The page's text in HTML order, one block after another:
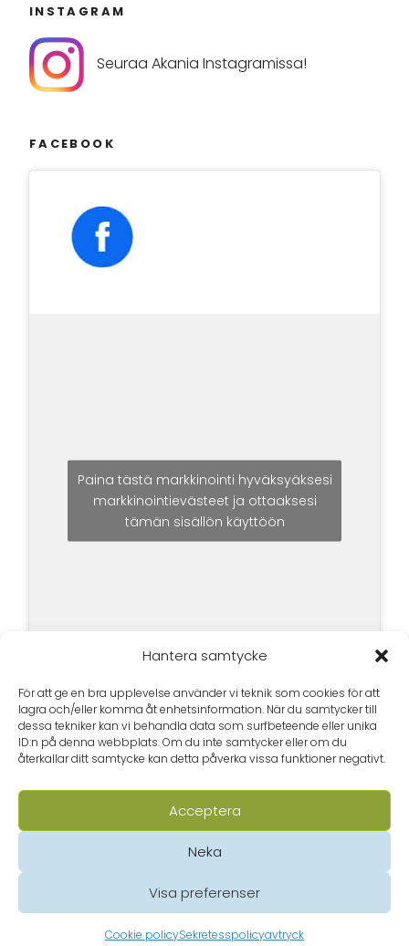
Hantera samtycke
För att ge en bra upplevelse använder vi teknik som cookies för att
lagra och/eller komma åt enhetsinformation. När du samtycker till
dessa tekniker kan vi behandla data som surfbeteende eller unika
ID:n på denna webbplats. Om du inte samtycker eller om du
återkallar ditt samtycke kan detta påverka vissa funktioner negativt.
Acceptera
Neka
Visa preferenser
Cookie policySekretesspolicyavtryck
INSTAGRAM
Seuraa Akania Instagramissa!
FACEBOOK
Paina tästä markkinointi hyväksyäksesi
markkinointievästeet ja ottaaksesi
tämän sisällön käyttöön
Tietosuojalausunto (EU) © Borgå folkakademi 2020